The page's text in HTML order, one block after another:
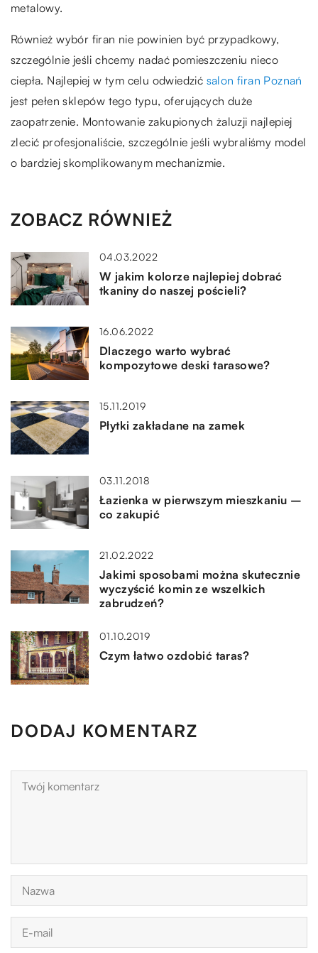
metalowy.
Również wybór firan nie powinien być przypadkowy,
szczególnie jeśli chcemy nadać pomieszczeniu nieco
ciepła. Najlepiej w tym celu odwiedzić salon firan Poznań
jest pełen sklepów tego typu, oferujących duże
zaopatrzenie. Montowanie zakupionych żaluzji najlepiej
zlecić profesjonaliście, szczególnie jeśli wybraliśmy model
o bardziej skomplikowanym mechanizmie.
ZOBACZ RÓWNIEŻ
04.03.2022
W jakim kolorze najlepiej dobrać
tkaniny do naszej pościeli?
16.06.2022
Dlaczego warto wybrać
kompozytowe deski tarasowe?
15.11.2019
Płytki zakładane na zamek
03.11.2018
Łazienka w pierwszym mieszkaniu –
co zakupić
21.02.2022
Jakimi sposobami można skutecznie
wyczyścić komin ze wszelkich
zabrudzeń?
01.10.2019
Czym łatwo ozdobić taras?
DODAJ KOMENTARZ